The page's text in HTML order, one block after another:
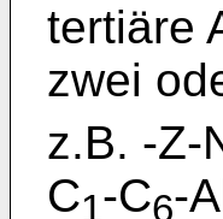
tertiäre
zwei
z.B. -Z-
C1-C6-